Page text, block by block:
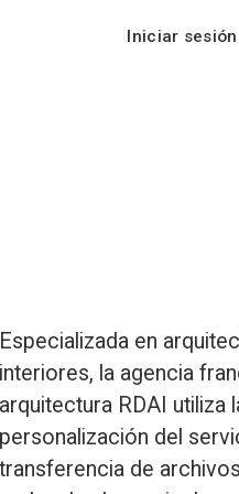
Iniciar sesión
Especializada en
interiores, la agencia
arquitectura RDAI utiliza
personalización del
transferencia de